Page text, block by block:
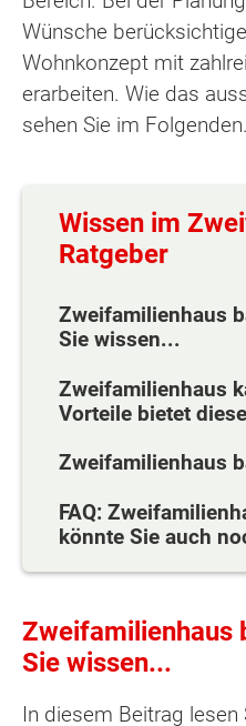
Wünsche
Wohnkonzept mit
erarbeiten. Wie das
sehen Sie im Folgenden.
Wissen im
Ratgeber
Zweifamilienhaus
Sie wissen...
Zweifamilienhaus
Vorteile bietet
Zweifamilienhaus
FAQ:
könnte Sie auch
Zweifamilienhaus
Sie wissen...
In diesem Beitrag